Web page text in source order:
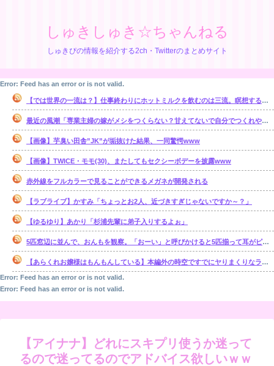
しゅきしゅき☆ちゃんねる
しゅきぴの情報を紹介する2ch・Twitterのまとめサイト
Error: Feed has an error or is not valid.
【では世界の一流は？】仕事終わりにホットミルクを飲むのは三流。瞑想するのは二流
最近の風潮「専業主婦の嫁がメシをつくらない？甘えてないで自分でつくれやｗ」←これ正論なの？
【画像】芋臭い田舎”JK”が垢抜けた結果、一同驚愕www
【画像】TWICE・モモ(30)、またしてもセクシーボデーを披露www
赤外線をフルカラーで見ることができるメガネが開発される
【ラブライブ】かすみ「ちょっとお2人、近づきすぎじゃないですか～？」
【ゆるゆり】あかり「杉浦先輩に弟子入りするよぉ」
5匹窓辺に並んで、おんもを観察。「おーい」と呼びかけると5匹揃って耳がピッとコッチを向く。だが、ある単語を言うと・・・【再】
【あらくれお嬢様はもんもんしている】本編外の時空ですでにヤりまくりなラブコメっていいよね
Error: Feed has an error or is not valid.
Error: Feed has an error or is not valid.
【アイナナ】どれにスキプリ使うか迷って
るので迷ってるのでアドバイス欲しいｗｗ